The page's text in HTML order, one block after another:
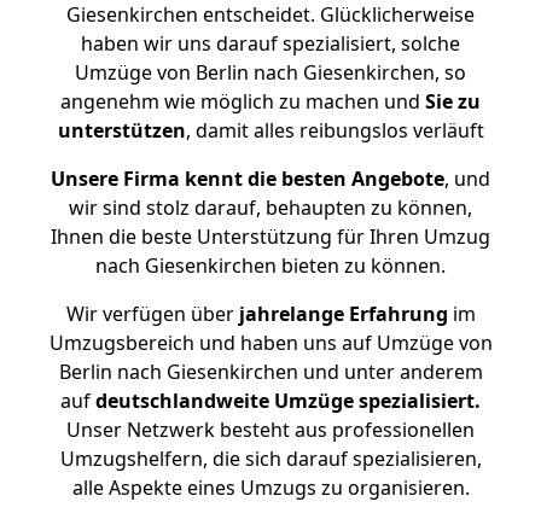
Giesenkirchen entscheidet. Glücklicherweise
haben wir uns darauf spezialisiert, solche
Umzüge von Berlin nach Giesenkirchen, so
angenehm wie möglich zu machen und Sie zu
unterstützen, damit alles reibungslos verläuft
Unsere Firma kennt die besten Angebote, und
wir sind stolz darauf, behaupten zu können,
Ihnen die beste Unterstützung für Ihren Umzug
nach Giesenkirchen bieten zu können.
Wir verfügen überjahrelange Erfahrung im
Umzugsbereich und haben uns auf Umzüge von
Berlin nach Giesenkirchen und unter anderem
aufdeutschlandweite Umzüge spezialisiert.
Unser Netzwerk besteht aus professionellen
Umzugshelfern, die sich darauf spezialisieren,
alle Aspekte eines Umzugs zu organisieren.